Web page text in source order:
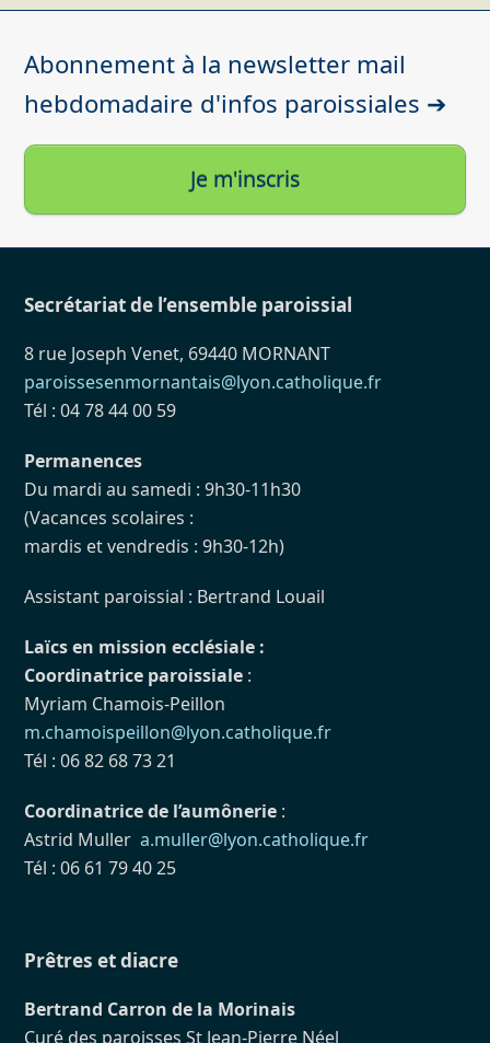
Abonnement à la newsletter mail
hebdomadaire d'infos paroissiales ➔
Je m'inscris
Secrétariat de l’ensemble paroissial
8 rue Joseph Venet, 69440 MORNANT
paroissesenmornantais@lyon.catholique.fr
Tél : 04 78 44 00 59
Permanences
Du mardi au samedi : 9h30-11h30
(Vacances scolaires :
mardis et vendredis : 9h30-12h)
Assistant paroissial : Bertrand Louail
Laïcs en mission ecclésiale :
Coordinatrice paroissiale :
Myriam Chamois-Peillon
m.chamoispeillon@lyon.catholique.fr
Tél : 06 82 68 73 21
Coordinatrice de l’aumônerie :
Astrid Mullera.muller@lyon.catholique.fr
Tél : 06 61 79 40 25
Prêtres et diacre
Bertrand Carron de la Morinais
Curé des paroisses St Jean-Pierre Néel